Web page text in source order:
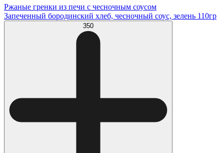
Ржаные гренки из печи с чесночным соусом
Запеченный бородинский хлеб, чесночный соус, зелень 110гр
350